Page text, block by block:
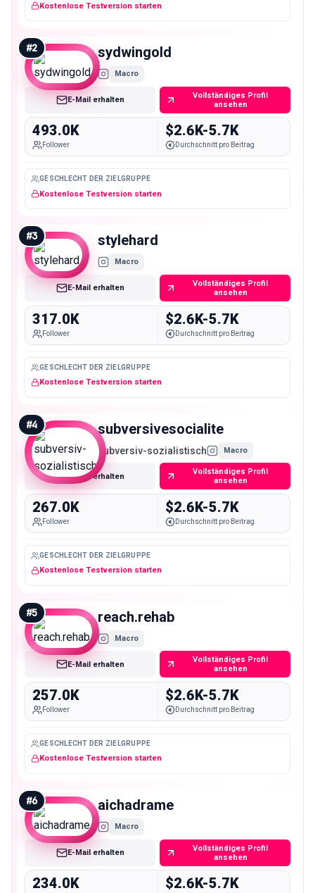
Kostenlose Testversion starten
#2 sydwingold
Macro
E-Mail erhalten
Vollständiges Profil
ansehen
493.0K
Follower
$2.6K-5.7K
Durchschnitt pro Beitrag
GESCHLECHT DER ZIELGRUPPE
Kostenlose Testversion starten
#3 stylehard
Macro
E-Mail erhalten
Vollständiges Profil
ansehen
317.0K
Follower
$2.6K-5.7K
Durchschnitt pro Beitrag
GESCHLECHT DER ZIELGRUPPE
Kostenlose Testversion starten
#4 subversivesocialite
subversiv-sozialistisch Macro
E-Mail erhalten
Vollständiges Profil
ansehen
267.0K
Follower
$2.6K-5.7K
Durchschnitt pro Beitrag
GESCHLECHT DER ZIELGRUPPE
Kostenlose Testversion starten
#5 reach.rehab
Macro
E-Mail erhalten
Vollständiges Profil
ansehen
257.0K
Follower
$2.6K-5.7K
Durchschnitt pro Beitrag
GESCHLECHT DER ZIELGRUPPE
Kostenlose Testversion starten
#6 aichadrame
Macro
E-Mail erhalten
Vollständiges Profil
ansehen
234.0K $2.6K-5.7K